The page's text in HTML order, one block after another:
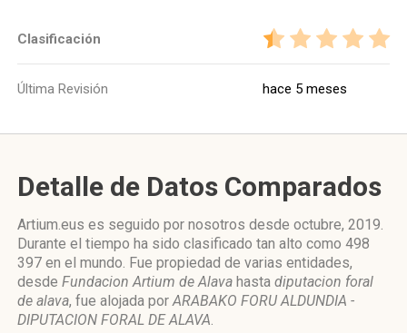
Clasificación
Última Revisión hace 5 meses
Detalle de Datos Comparados
Artium.eus es seguido por nosotros desde octubre, 2019.
Durante el tiempo ha sido clasificado tan alto como 498
397 en el mundo. Fue propiedad de varias entidades,
desde Fundacion Artium de Alava hasta diputacion foral
de alava, fue alojada porARABAKO FORU ALDUNDIA -
DIPUTACION FORAL DE ALAVA.